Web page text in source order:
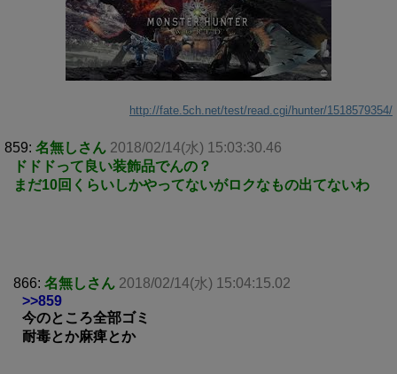
http://fate.5ch.net/test/read.cgi/hunter/1518579354/
859: 名無しさん 2018/02/14(水) 15:03:30.46
ドドドって良い装飾品でんの？
まだ10回くらいしかやってないがロクなもの出てないわ
866: 名無しさん 2018/02/14(水) 15:04:15.02
>>859
今のところ全部ゴミ
耐毒とか麻痺とか